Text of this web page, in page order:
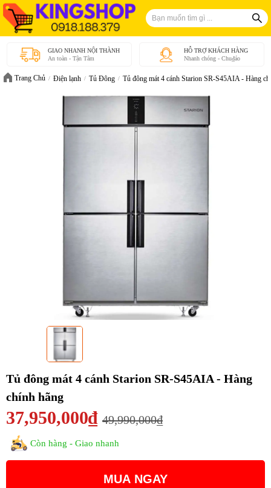
GIAO NHANH NỘI THÀNH
An toàn - Tận Tâm
HỖ TRỢ KHÁCH HÀNG
Nhanh chóng - Chu₫áo
Trang Chủ Điện lạnh Tủ Đông Tủ đông mát 4 cánh Starion SR-S45AIA - Hàng
Tủ đông mát 4 cánh Starion SR-S45AIA - Hàng
chính hãng
37,950,000₫ 49,990,000₫
Còn hàng - Giao nhanh
MUA NGAY